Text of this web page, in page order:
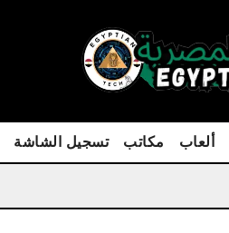
ألعاب مكاتب تسجيل الشاشة